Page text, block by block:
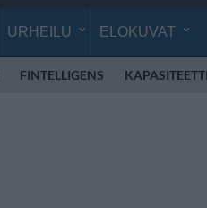
URHEILU ELOKUVAT
FINTELLIGENS